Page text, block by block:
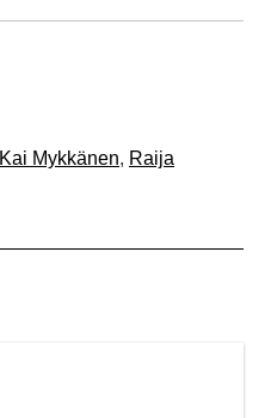
Kai Mykkänen, Raija